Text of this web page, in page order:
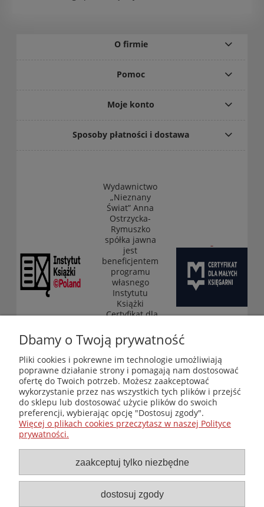
O firmie
Pomoc
Moje konto
Sposoby płatności i dostawa
Wydawnictwo
„Nieznany
Świat” Anna
Ostrzycka-
Rymuszko
spółka jawna
jest
beneficjentem
programu
własnego
Instytutu
Książki
„Certyfikat dla
księgarni”
(edycja 2025-
2026)
Księgarnia-Galeria "Nieznany Świat" - internetowy sklep
ezoteryczny online
Zapraszamy również do odwiedzenia naszej księgarni
stacjonarnej przy ul. Kredytowej 2 w Warszawie
© Copyright 2014-2026 Wydawnictwo "Nieznany Świat"
Wszelkie prawa zastrzeżone
Dbamy o Twoją prywatność
Pliki cookies i pokrewne im technologie umożliwiają
poprawne działanie strony i pomagają nam dostosować
ofertę do Twoich potrzeb. Możesz zaakceptować
wykorzystanie przez nas wszystkich tych plików i przejść
do sklepu lub dostosować użycie plików do swoich
preferencji, wybierając opcję "Dostosuj zgody".
Więcej o plikach cookies przeczytasz w naszej Polityce
prywatności.
zaakceptuj tylko niezbędne
dostosuj zgody